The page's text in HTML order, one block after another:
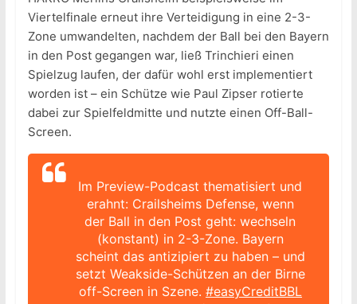
Viertelfinale erneut ihre Verteidigung in eine 2-3-
Zone umwandelten, nachdem der Ball bei den Bayern
in den Post gegangen war, ließ Trinchieri einen
Spielzug laufen, der dafür wohl erst implementiert
worden ist – ein Schütze wie Paul Zipser rotierte
dabei zur Spielfeldmitte und nutzte einen Off-Ball-
Screen.
Im Preview-Podcast thematisiert und
erahnt: Crailsheims Defense, wenn
der Ball in den Post geht: wechseln
(konstant) in 2-3-Zone. Bayern
scheint das antizipiert zu haben – und
setzt Weakside-Schützen an der Birne
off-Screen in Szene. #easyCreditBBL